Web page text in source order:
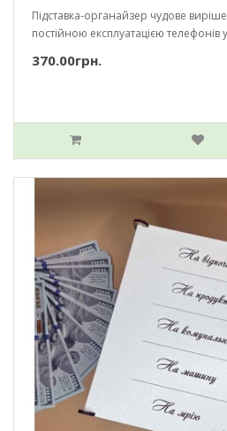
Підставка-органайзер чудове
постійною експлуатацією телефонів
370.00грн.